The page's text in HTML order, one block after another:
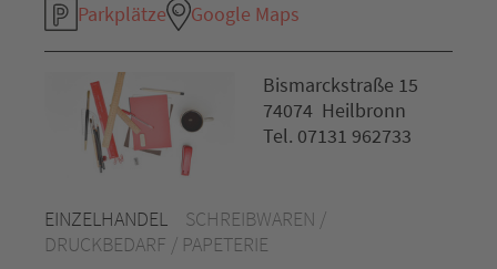
Parkplätze Google Maps
EINZELHANDEL
SCHREIBWAREN /
DRUCKBEDARF / PAPETERIE
Bismarckstraße 15
74074 Heilbronn
Tel. 07131 962733